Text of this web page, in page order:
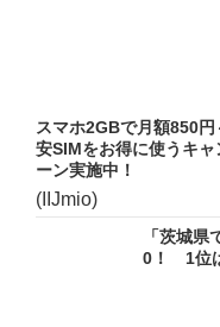
スマホ2GBで月額850円
安SIMをお得に使うキャ
ーン実施中！
(IIJmio)
「茨城
0！ 1位